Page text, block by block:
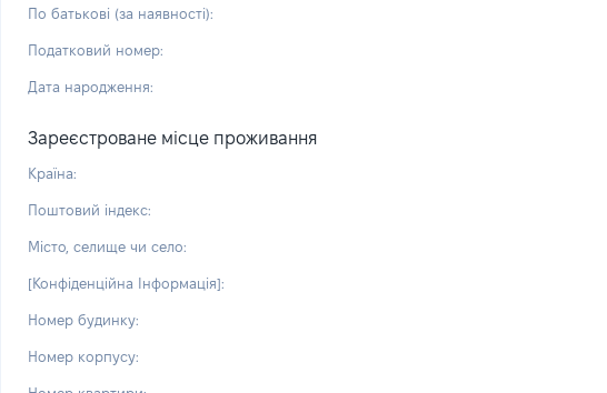
По батькові (за наявності):
Податковий номер:
Дата народження:
Зареєстроване місце проживання
Країна:
Поштовий індекс:
Місто, селище чи село:
[Конфіденційна Інформація]:
Номер будинку:
Номер корпусу: